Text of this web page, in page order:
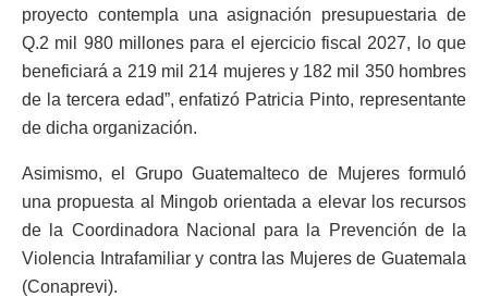
proyecto contempla una asignación presupuestaria de
Q.2 mil 980 millones para el ejercicio fiscal 2027, lo que
beneficiará a 219 mil 214 mujeres y 182 mil 350 hombres
de la tercera edad”, enfatizó Patricia Pinto, representante
de dicha organización.
Asimismo, el Grupo Guatemalteco de Mujeres formuló
una propuesta al Mingob orientada a elevar los recursos
de la Coordinadora Nacional para la Prevención de la
Violencia Intrafamiliar y contra las Mujeres de Guatemala
(Conaprevi).